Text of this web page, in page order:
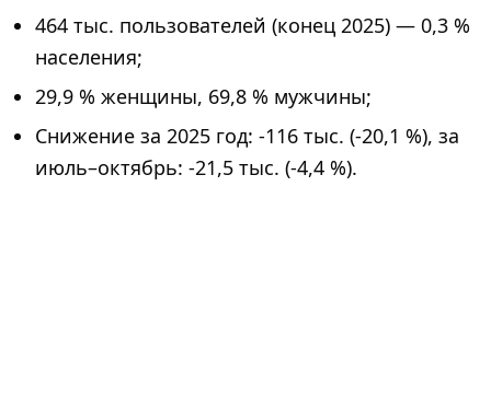
464 тыс. пользователей (конец 2025) — 0,3 %
населения;
29,9 % женщины, 69,8 % мужчины;
Снижение за 2025 год: -116 тыс. (-20,1 %), за
июль–октябрь: -21,5 тыс. (-4,4 %).